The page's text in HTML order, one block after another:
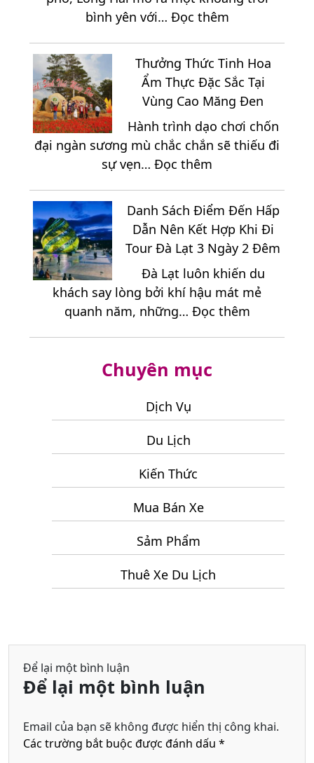
Bật
Tại
Vùng
Đất
Thép
Chi
bình yên với… Đọc thêm:
Lịch
Long
Hải
3
Ngày
2
Sắp
Xếp
Lịch
Trình
Thế
Nào
Hợp
Lý?
Thưởng Thức Tinh Hoa
Ẩm Thực Đặc Sắc Tại
Vùng Cao Măng Đen
Hành trình dạo chơi chốn
đại ngàn sương mù chắc chắn sẽ thiếu đi
sự vẹn… Đọc thêm
Thức
Tinh
Hoa
Ẩm
Thực
Đặc
Sắc
Tại
Danh Sách Điểm Đến Hấp
Dẫn Nên Kết Hợp Khi Đi
Tour Đà Lạt 3 Ngày 2 Đêm
Đà Lạt luôn khiến du
khách say lòng bởi khí hậu mát mẻ
quanh năm, những… Đọc thêm:
Dẫn
Đi
Đà
3
Đêm
Chuyên mục
Dịch Vụ
Du Lịch
Kiến Thức
Mua Bán Xe
Sảm Phẩm
Thuê Xe Du Lịch
Để lại một bình luận
Để lại một bình luận
Email của bạn sẽ không được hiển thị công khai.
Các trường bắt buộc được đánh dấu *